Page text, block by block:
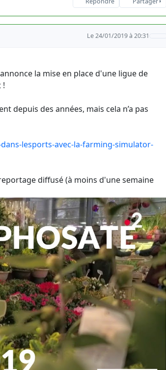
Le 24/01/2019 à 20:31
la mise en place d'une ligue de
!
depuis des années, mais cela n’a pas
lesports-avec-la-farming-simulator-
diffusé (à moins d'une semaine